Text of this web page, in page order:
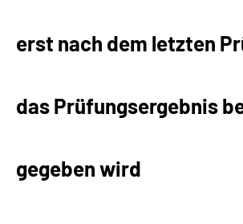
Inhalte in Gebärdensprache (DGS)
Leichte Sprache
erst nach dem letzten
das Prüfungsergebnis
gegeben wird